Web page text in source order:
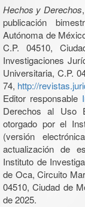
Hechos y Derechos
publicación
Autónoma de
C.P. 04510,
Investigaciones
Universitaria, C.P.
74, http://
Editor responsable
Derechos al Uso
otorgado por el
(versión
actualización de
Instituto de
de Oca, Circuito
04510, Ciudad de
de 2025.